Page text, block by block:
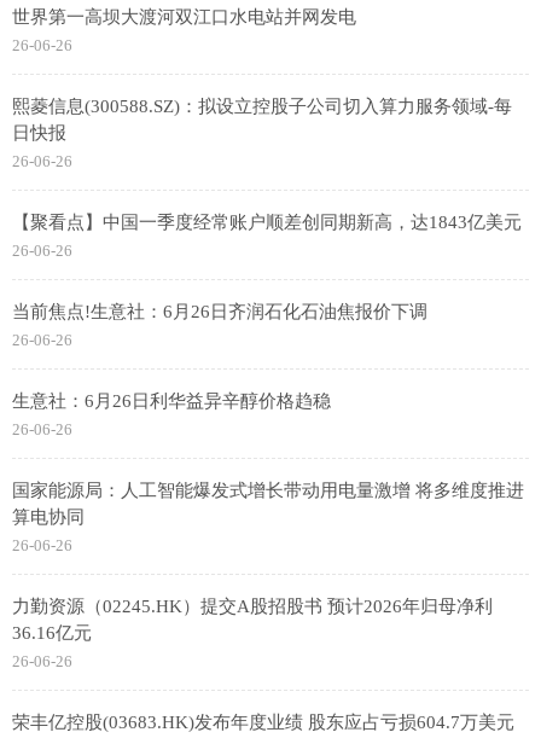
世界第一高坝大渡河双江口水电站并网发电
26-06-26
熙菱信息(300588.SZ)：拟设立控股子公司切入算力服务领域-每
日快报
26-06-26
【聚看点】中国一季度经常账户顺差创同期新高，达1843亿美元
26-06-26
当前焦点!生意社：6月26日齐润石化石油焦报价下调
26-06-26
生意社：6月26日利华益异辛醇价格趋稳
26-06-26
国家能源局：人工智能爆发式增长带动用电量激增 将多维度推进
算电协同
26-06-26
力勤资源（02245.HK）提交A股招股书 预计2026年归母净利
36.16亿元
26-06-26
荣丰亿控股(03683.HK)发布年度业绩 股东应占亏损604.7万美元